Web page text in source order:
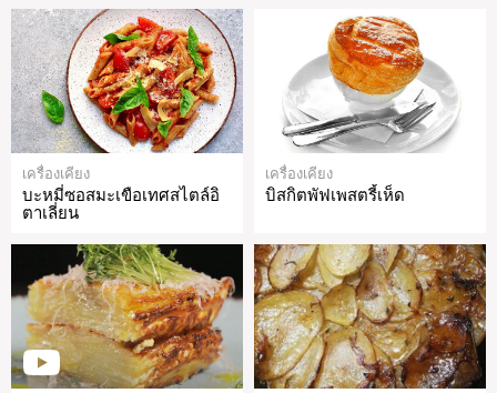
เครื่องเคียง
บะหมี่ซอสมะเขือเทศสไตล์อิ
ตาเลี่ยน
เครื่องเคียง
บิสกิตพัฟเพสตรี้เห็ด